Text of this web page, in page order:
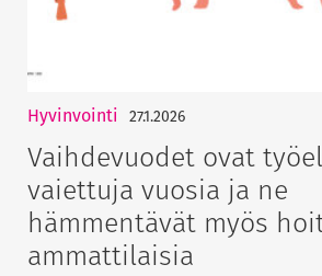
Hyvinvointi 27.1.2026
Vaihdevuodet ovat
vaiettuja vuosia ja ne
hämmentävät myös
ammattilaisia